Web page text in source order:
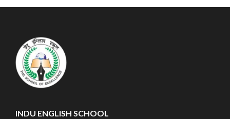
INDU ENGLISH SCHOOL